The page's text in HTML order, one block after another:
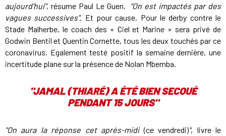
aujourd'hui", résume Paul Le Guen. "On est impactés par des
vagues successives". Et pour cause. Pour le derby contre le
Stade Malherbe, le coach des « Ciel et Marine » sera privé de
Godwin Bentil et Quentin Cornette, tous les deux touchés par ce
coronavirus. Egalement testé positif la semaine dernière, une
incertitude plane sur la présence de Nolan Mbemba.
"JAMAL (THIARÉ) A ÉTÉ BIEN SECOUÉ
PENDANT 15 JOURS"
"On aura la réponse cet après-midi(ce vendredi)", livre le